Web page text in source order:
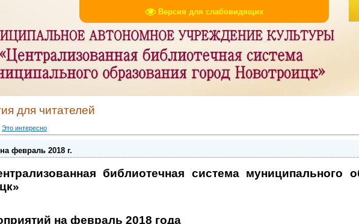
Версия для слабовидящих
для читателей
Это интересно
февраль 2018 г.
библиотечная система муниципального
на февраль 2018 года